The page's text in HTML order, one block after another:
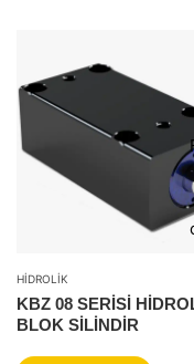
HIDROLIK
KBZ 08 SERİSİ
BLOK SİLİNDİR